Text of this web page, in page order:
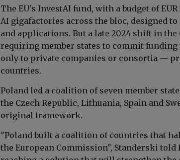
The EU's InvestAI fund, with a budget of
AI gigafactories across the bloc, designed
and applications. But a late 2024 shift in
requiring member states to commit funding
only to private companies or consortia —
countries.
Poland led a coalition of seven member
the Czech Republic, Lithuania, Spain and
original framework.
"Poland built a coalition of countries that
the European Commission", Standerski told